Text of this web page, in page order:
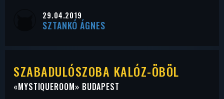
29.04.2019
SZTANKÓ ÁGNES
SZABADULÓSZOBA KALÓZ-ÖBÖL
«MYSTIQUEROOM» BUDAPEST